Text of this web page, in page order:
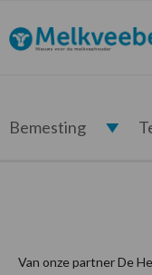
de
hoofdnavigatie
de
hoofd
de
eerste
de
voettekst
Melkveebedrijf.nl
Bemesting
Van onze partner De